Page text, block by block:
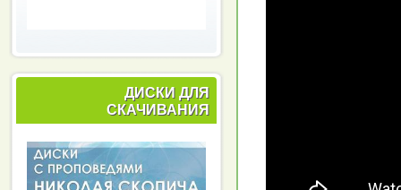
ДИСКИ ДЛЯ
СКАЧИВАНИЯ